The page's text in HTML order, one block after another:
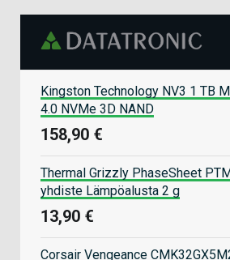
Kingston Technology NV3 1 TB
4.0 NVMe 3D NAND
158,90 €
Thermal Grizzly PhaseSheet
yhdiste Lämpöalusta 2 g
13,90 €
Corsair Vengeance